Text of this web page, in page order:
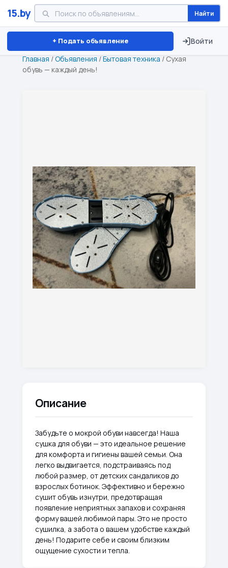
15.by Найти
+ Подать объявление Войти
Минск Витебск Брест ⏱ ТОЛЬКО 15 ДНЕЙ
Главная /Объявления /Бытовая техника / Сухая
обувь — каждый день!
Описание
Забудьте о мокрой обуви навсегда! Наша
сушка для обуви — это идеальное решение
для комфорта и гигиены вашей семьи. Она
легко выдвигается, подстраиваясь под
любой размер, от детских сандаликов до
взрослых ботинок. Эффективно и бережно
сушит обувь изнутри, предотвращая
появление неприятных запахов и сохраняя
форму вашей любимой пары. Это не просто
сушилка, а забота о вашем удобстве каждый
день! Подарите себе и своим близким
ощущение сухости и тепла.